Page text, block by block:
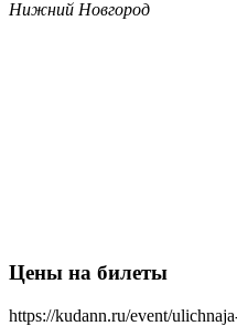
Нижний Новгород
Цены на билеты
https://kudann.ru/event/